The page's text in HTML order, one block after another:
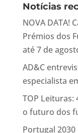
Notícias
NOVA DATA!
Prémios dos
até 7 de
AD&C
especialista
TOP Leituras:
o futuro dos
Portugal